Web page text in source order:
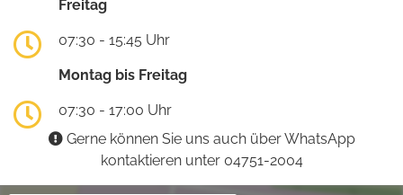
Freitag
07:30 - 15:45 Uhr
Montag bis Freitag
07:30 - 17:00 Uhr
Gerne können Sie uns auch über WhatsApp
kontaktieren unter 04751-2004